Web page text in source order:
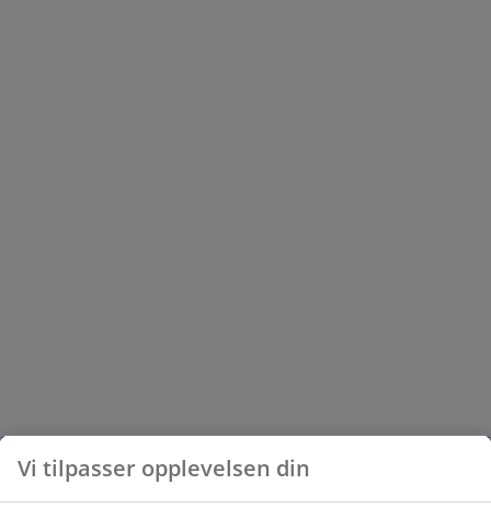
Vi tilpasser opplevelsen din